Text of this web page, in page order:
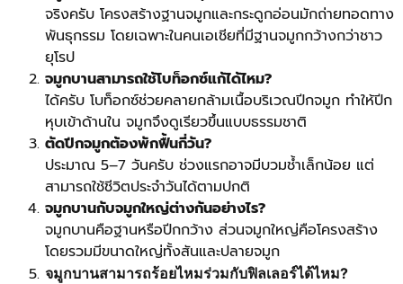
จริงครับ โครงสร้างฐานจมูกและกระดูกอ่อนมักถ่ายทอดทาง
พันธุกรรม โดยเฉพาะในคนเอเชียที่มีฐานจมูกกว้างกว่าชาว
ยุโรป
จมูกบานสามารถใช้โบท็อกซ์แก้ได้ไหม?
ได้ครับ โบท็อกซ์ช่วยคลายกล้ามเนื้อบริเวณปีกจมูก ทำให้ปีก
หุบเข้าด้านใน จมูกจึงดูเรียวขึ้นแบบธรรมชาติ
ตัดปีกจมูกต้องพักฟื้นกี่วัน?
ประมาณ 5–7 วันครับ ช่วงแรกอาจมีบวมช้ำเล็กน้อย แต่
สามารถใช้ชีวิตประจำวันได้ตามปกติ
จมูกบานกับจมูกใหญ่ต่างกันอย่างไร?
จมูกบานคือฐานหรือปีกกว้าง ส่วนจมูกใหญ่คือโครงสร้าง
โดยรวมมีขนาดใหญ่ทั้งสันและปลายจมูก
จมูกบานสามารถร้อยไหมร่วมกับฟิลเลอร์ได้ไหม?